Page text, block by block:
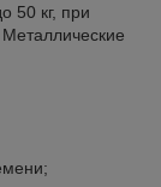
50 кг, при
Металлические